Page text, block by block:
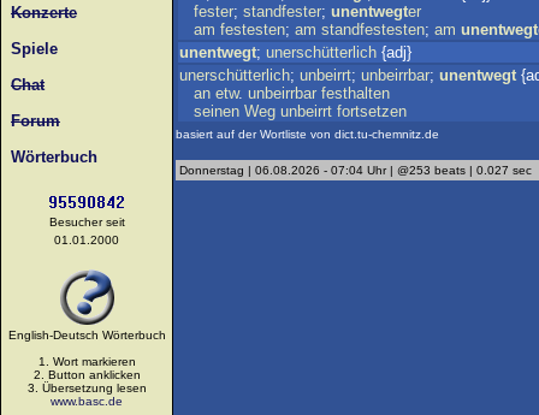
Konzerte
Spiele
Chat
Forum
Wörterbuch
Besucher seit
01.01.2000
English-Deutsch Wörterbuch
1. Wort markieren
2. Button anklicken
3. Übersetzung lesen
www.basc.de
fester; standfester; unentwegter
am festesten; am standfestesten; am unentwegt
unentwegt; unerschütterlich {adj}
unerschütterlich; unbeirrt; unbeirrbar; unentwegt
an etw. unbeirrbar festhalten
seinen Weg unbeirrt fortsetzen
basiert auf der Wortliste von dict.tu-chemnitz.de
Donnerstag | 06.08.2026 - 07:04 Uhr | @253 beats | 0.027 sec